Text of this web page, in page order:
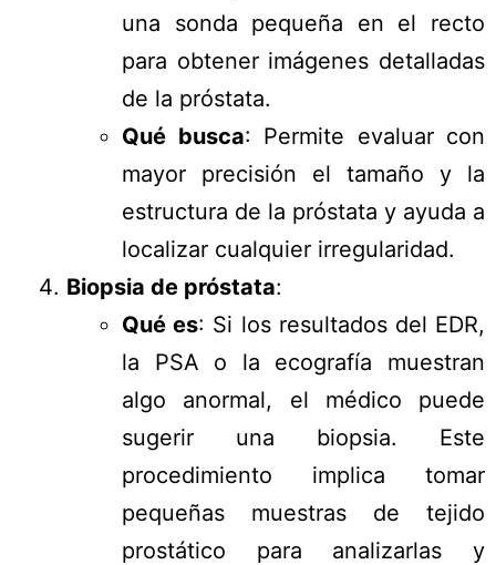
una sonda pequeña en el recto
para obtener imágenes detalladas
de la próstata.
Qué busca: Permite evaluar con
mayor precisión el tamaño y la
estructura de la próstata y ayuda a
localizar cualquier irregularidad.
Biopsia de próstata:
Qué es: Si los resultados del EDR,
la PSA o la ecografía muestran
algo anormal, el médico puede
sugerir una biopsia. Este
procedimiento implica tomar
pequeñas muestras de tejido
prostático para analizarlas y